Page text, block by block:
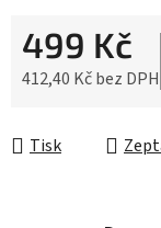
499 Kč
412,40 Kč bez DPH
Tisk